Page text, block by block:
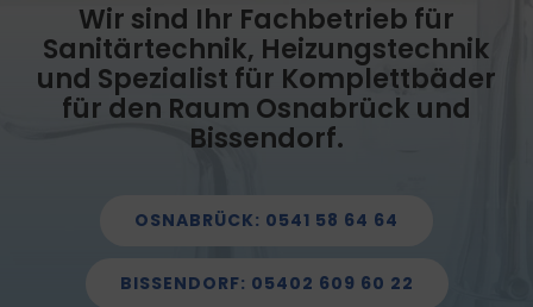
Wir sind Ihr Fachbetrieb für
Sanitärtechnik, Heizungstechnik
und Spezialist für Komplettbäder
für den Raum Osnabrück und
Bissendorf.
OSNABRÜCK: 0541 58 64 64
BISSENDORF: 05402 609 60 22